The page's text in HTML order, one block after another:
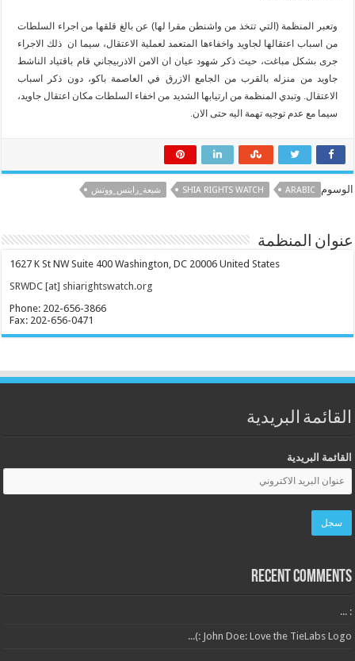
وتعبر المنظمة (التي تتخذ من واشنطن مقرا لها) عن بالغ قلقها من اجراء السلطات
من اسباب اعتقالها لجاويد واخفاءها المتعمد لعملية الاعتقال، سيما ان ذلك الاجراء
جرى بشكل مباغت، حيث ذكر شهود عيان ان الامن الاذربيجاني قام باقتياد الناشط
جاويد من منزله بالقرب من الجامع الازرق في العاصمة باكو، دون ذكر اسباب
الاعتقال. وتبدي المنظمة من ارتيابها الشديد من اخفاء السلطات مكان اعتقال جاويد،
سيما مع عدم توجيه تهمة اليه حتى الان.
الوسوم ARABIC
SHIA RIGHTS WATCH شيعة_رايتس_ووتش
عنوان المنظمة
1627 K St NW Suite 400 Washington, DC 20006 United States
SRWDC [at] shiarightswatch.org
Phone: 202-656-3866
Fax: 202-656-0471
القائمة البريدية
القائمة البريدية
Recent Comments
: ...
John Doe: Love the TieLabs Logo :)...